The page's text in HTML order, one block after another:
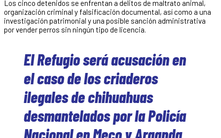
Los cinco detenidos se enfrentan a delitos de maltrato animal,
organización criminal y falsificación documental, así como a una
investigación patrimonial y una posible sanción administrativa
por vender perros sin ningún tipo de licencia.
El Refugio será acusación en
el caso de los criaderos
ilegales de chihuahuas
desmantelados por la Policía
Nacional en Meco y Arganda